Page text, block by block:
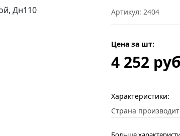
Артикул: 2404
Цена за шт:
4 252
Характеристики:
Страна